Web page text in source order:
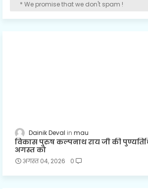
* We promise that we don't spam !
Dainik Deval mau
विकास पुरुष कल्पनाथ राय जी की
अगस्त को
अगस्त 04, 2026 0